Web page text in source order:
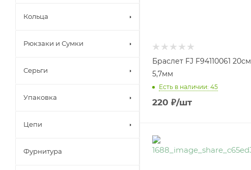
Браслет FJ F94110061 20см
5,7мм
Есть в наличии: 45
220 ₽/шт
Кольца
Рюкзаки и Сумки
Серьги
Упаковка
Цепи
Фурнитура